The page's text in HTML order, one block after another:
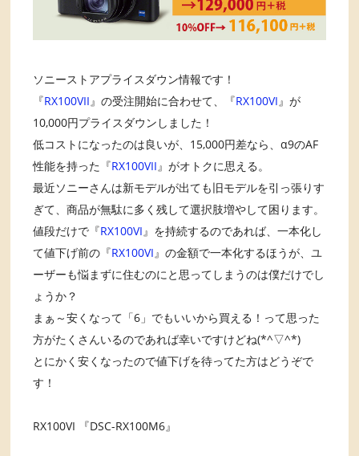
ソニーストアプライスダウン情報です！
『RX100VII 』の受注開始に合わせて、『RX100VI 』が
10,000円プライスダウンしました！
低コストになったのは良いが、15,000円差なら、α9のAF
性能を持った『RX100VII 』がオトクに思える。
最近ソニーさんは新モデルが出ても旧モデルを引っ張りす
ぎて、商品が無駄に多く残して選択肢増やして困ります。
値段だけで『RX100VI 』を持続するのであれば、一本化し
て値下げ前の『RX100VI 』の金額で一本化するほうが、ユ
ーザーも悩まずに住むのにと思ってしまうのは僕だけでし
ょうか？
まぁ～安くなって「6」でもいいから買える！って思った
方がたくさんいるのであれば幸いですけどね(*^▽^*)
とにかく安くなったので値下げを待ってた方はどうぞで
す！
RX100VI 『DSC-RX100M6』